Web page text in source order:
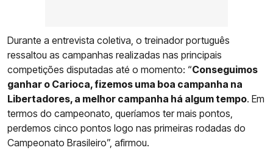
Durante a entrevista coletiva, o treinador português
ressaltou as campanhas realizadas nas principais
competições disputadas até o momento: “Conseguimos
ganhar o Carioca, fizemos uma boa campanha na
Libertadores, a melhor campanha há algum tempo. Em
termos do campeonato, queríamos ter mais pontos,
perdemos cinco pontos logo nas primeiras rodadas do
Campeonato Brasileiro”, afirmou.